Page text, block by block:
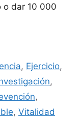
o dar 10 000
, Ejercicio,
,
,
, Vitalidad